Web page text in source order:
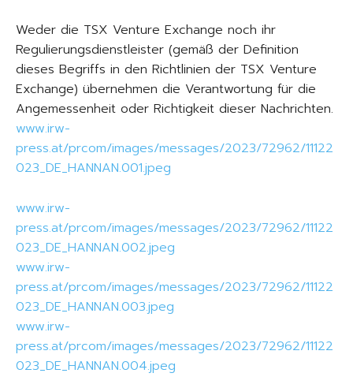
Weder die TSX Venture Exchange noch ihr
Regulierungsdienstleister (gemäß der Definition
dieses Begriffs in den Richtlinien der TSX Venture
Exchange) übernehmen die Verantwortung für die
Angemessenheit oder Richtigkeit dieser Nachrichten.
www.irw-
press.at/prcom/images/messages/2023/72962/11122
023_DE_HANNAN.001.jpeg
www.irw-
press.at/prcom/images/messages/2023/72962/11122
023_DE_HANNAN.002.jpeg
www.irw-
press.at/prcom/images/messages/2023/72962/11122
023_DE_HANNAN.003.jpeg
www.irw-
press.at/prcom/images/messages/2023/72962/11122
023_DE_HANNAN.004.jpeg